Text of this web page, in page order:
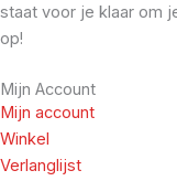
staat voor je klaar om
op!
Mijn Account
Mijn account
Winkel
Verlanglijst